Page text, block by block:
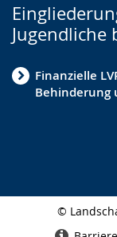
Jugendliche
Finanzielle
Behinderung
©